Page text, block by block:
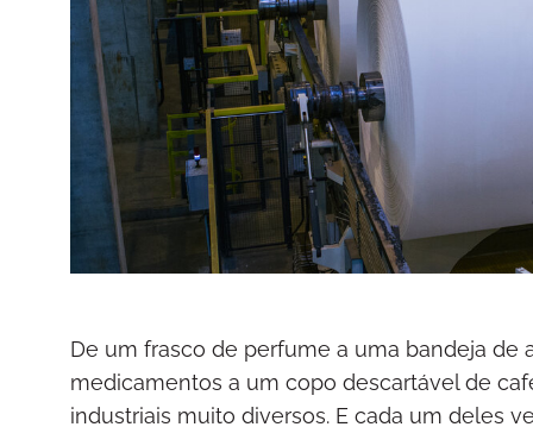
De um frasco de perfume a uma bandeja de
medicamentos a um copo descartável de
industriais muito diversos. E cada um deles